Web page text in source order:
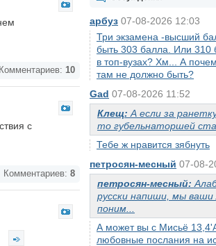
арбуз 07-08-2026 12:03
Три экзамена -высший
быть 303 балла. Или 310
в топ-вузах? Хм... А
там не должно быть?
Gad 07-08-2026 11:52
Клещ: А если за
то губельнаторшей
Тебе ж нравится зябнуть
петросян-месный 07-08-
петросян-месный:
русски напиши, мы
поним...
А может вы с Мисьё
любовные послания на
Комментариев: 10
с
Комментариев: 8